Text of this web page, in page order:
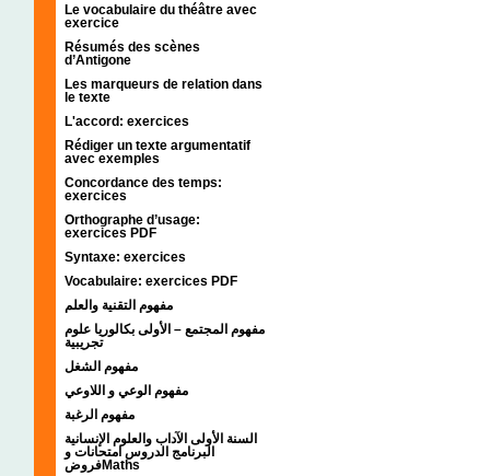
Le vocabulaire du théâtre avec
exercice
Résumés des scènes
d’Antigone
Les marqueurs de relation dans
le texte
L'accord: exercices
Rédiger un texte argumentatif
avec exemples
Concordance des temps:
exercices
Orthographe d’usage:
exercices PDF
Syntaxe: exercices
Vocabulaire: exercices PDF
مفهوم التقنية والعلم
مفهوم المجتمع – الأولى بكالوريا علوم
تجريبية
مفهوم الشغل
مفهوم الوعي و اللاوعي
مفهوم الرغبة
السنة الأولى الآداب والعلوم الإنسانية
البرنامج الدروس امتحانات و
فروضMaths